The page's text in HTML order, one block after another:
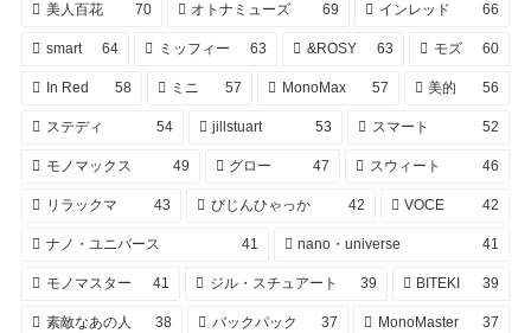
美人百花 70 オトナミューズ 69 インレッド 66
smart 64 ミッフィー 63 &ROSY 63 モズ 60
In Red 58 ミニ 57 MonoMax 57 美的 56
ステディ 54 jillstuart 53 スマート 52
モノマックス 49 グロー 47 スウィート 46
リラックマ 43 びじんひゃっか 42 VOCE 42
ナノ・ユニバース 41 nano・universe 41
モノマスター 41 ジル・スチュアート 39 BITEKI 39
素敵なあの人 38 バックパック 37 MonoMaster 37